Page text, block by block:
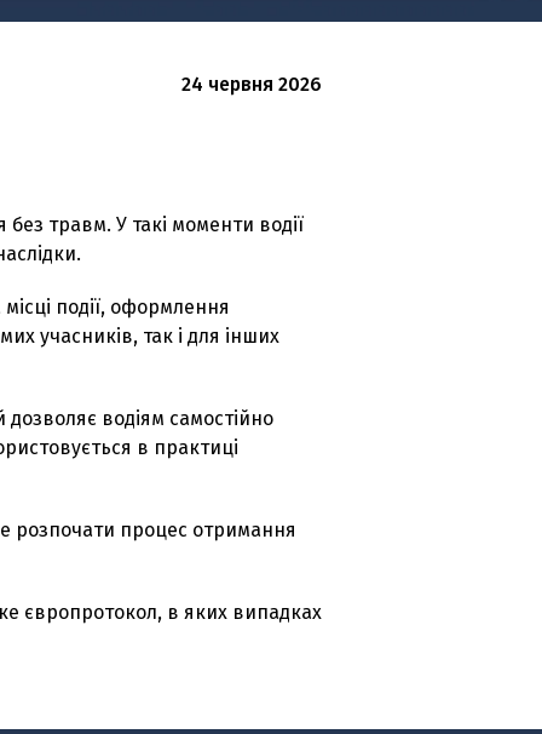
24 червня 2026
травм. У такі моменти водії
події, оформлення
учасників, так і для інших
водіям самостійно
в практиці
розпочати процес отримання
європротокол, в яких випадках